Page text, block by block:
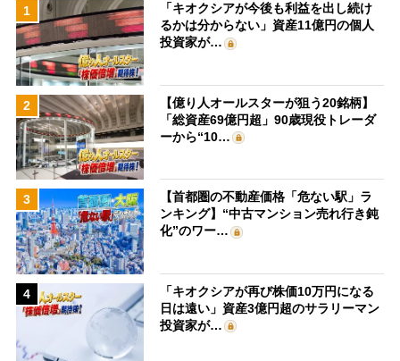
1
「キオクシアが今後も利益を出し続け
るかは分からない」資産11億円の個人
投資家が…
2
【億り人オールスターが狙う20銘柄】
「総資産69億円超」90歳現役トレーダ
ーから“10…
3
【首都圏の不動産価格「危ない駅」ラ
ンキング】“中古マンション売れ行き鈍
化”のワー…
4
「キオクシアが再び株価10万円になる
日は遠い」資産3億円超のサラリーマン
投資家が…